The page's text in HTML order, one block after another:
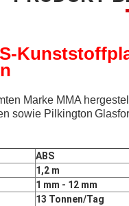
Marke MMA
sowie Pilkington
ABS
1,2 m
1 mm - 12 mm
13 Tonnen/Tag